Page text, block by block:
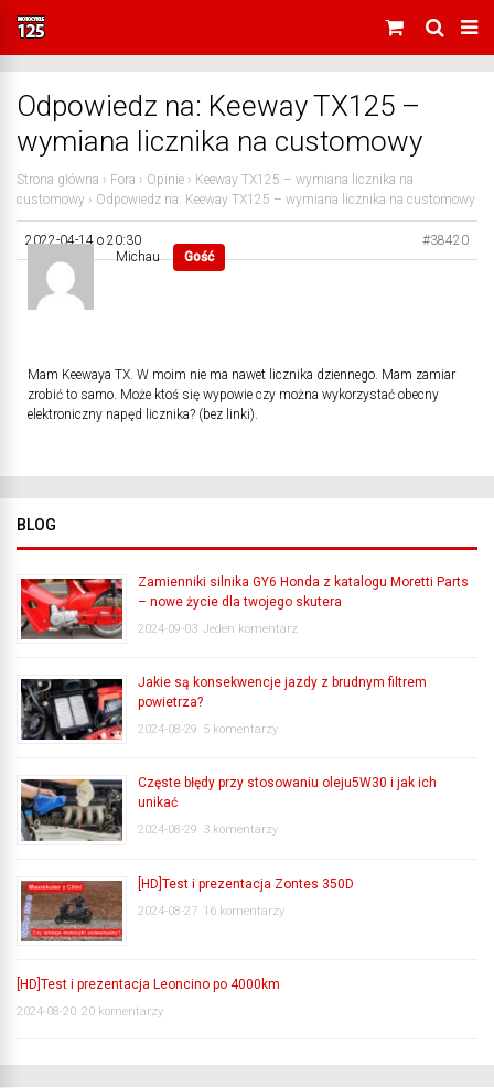
Odpowiedz na: Keeway TX125 –
wymiana licznika na customowy
Strona główna › Fora › Opinie › Keeway TX125 – wymiana licznika na
customowy › Odpowiedz na: Keeway TX125 – wymiana licznika na customowy
2022-04-14 o 20:30
#38420
Michau
Gość
Mam Keewaya TX. W moim nie ma nawet licznika dziennego. Mam zamiar
zrobić to samo. Może ktoś się wypowie czy można wykorzystać obecny
elektroniczny napęd licznika? (bez linki).
BLOG
Zamienniki silnika GY6 Honda z katalogu Moretti Parts
– nowe życie dla twojego skutera
2024-09-03 Jeden komentarz
Jakie są konsekwencje jazdy z brudnym filtrem
powietrza?
2024-08-29 5 komentarzy
Częste błędy przy stosowaniu oleju5W30 i jak ich
unikać
2024-08-29 3 komentarzy
[HD]Test i prezentacja Zontes 350D
2024-08-27 16 komentarzy
[HD]Test i prezentacja Leoncino po 4000km
2024-08-20 20 komentarzy